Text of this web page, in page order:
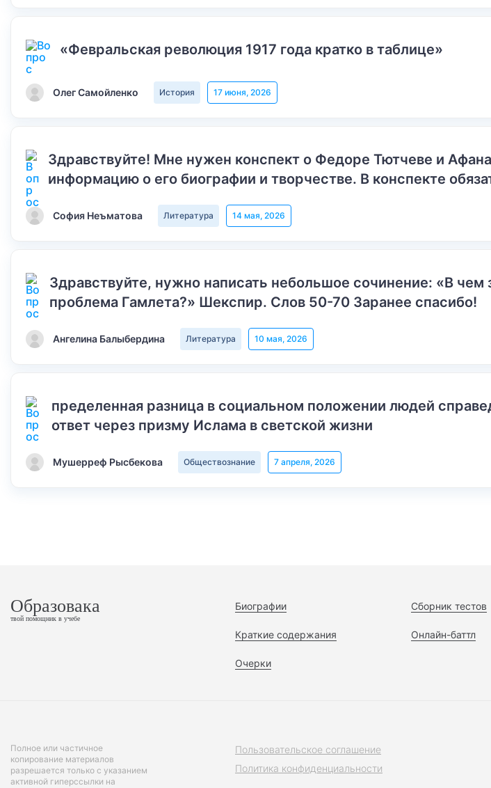
«Февральская революция 1917 года кратко в таблице»
Олег Самойленко История 17 июня, 2026
Здравствуйте! Мне нужен конспект о Федоре Тютчеве и
информацию о его биографии и творчестве. В конспекте
София Неъматова Литература 14 мая, 2026
Здравствуйте, нужно написать небольшое сочинение: «В чем
проблема Гамлета?» Шекспир. Слов 50-70 Заранее спасибо!
Ангелина Балыбердина Литература 10 мая, 2026
пределенная разница в социальном положении людей
ответ через призму Ислама в светской жизни
Мушерреф Рысбекова Обществознание 7 апреля, 2026
Образовака
твой помощник в учебе
Биографии
Краткие содержания
Очерки
Сборник тестов
Онлайн-баттл
Полное или частичное
копирование материалов
разрешается только с указанием
активной гиперссылки на
Пользовательское соглашение
Политика конфиденциальности